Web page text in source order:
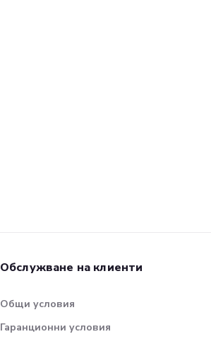
Обслужване на клиенти
Общи условия
Гаранционни условия